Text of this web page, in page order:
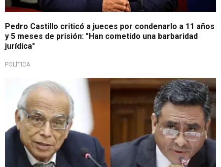
Pedro Castillo criticó a jueces por condenarlo a 11 años
y 5 meses de prisión: "Han cometido una barbaridad
jurídica"
POLÍTICA
Se conoció su futuro